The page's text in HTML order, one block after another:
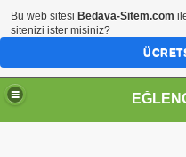
Bu web sitesi Bedava-Sitem.com
sitenizi ister misiniz?